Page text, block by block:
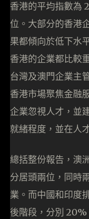
香港的平均指數為
位。大部分的香港
果都傾向於低下水
香港的企業都比較
台灣及澳門企業主
香港市場聚焦金融
企業忽視人才，並
就緒程度，並在人
總括整份報告，澳
分居頭兩位，同時
業。而中國和印度
後階段，分別